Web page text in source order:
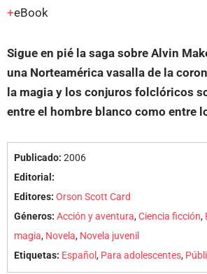
eBook
Sigue en pié la saga sobre Alvin
una Norteamérica vasalla de la
la magia y los conjuros folclóricos
entre el hombre blanco como entre
Publicado: 2006
Editorial:
Editores: Orson Scott Card
Géneros: Acción y aventura,Ciencia ficción,
magia, Novela, Novela juvenil
Etiquetas: Español, Para adolescentes,